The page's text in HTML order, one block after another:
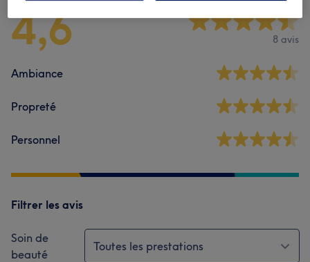
4,6 8 avis
Ambiance
Propreté
Personnel
Filtrer les avis
Soin de
beauté
Toutes les prestations